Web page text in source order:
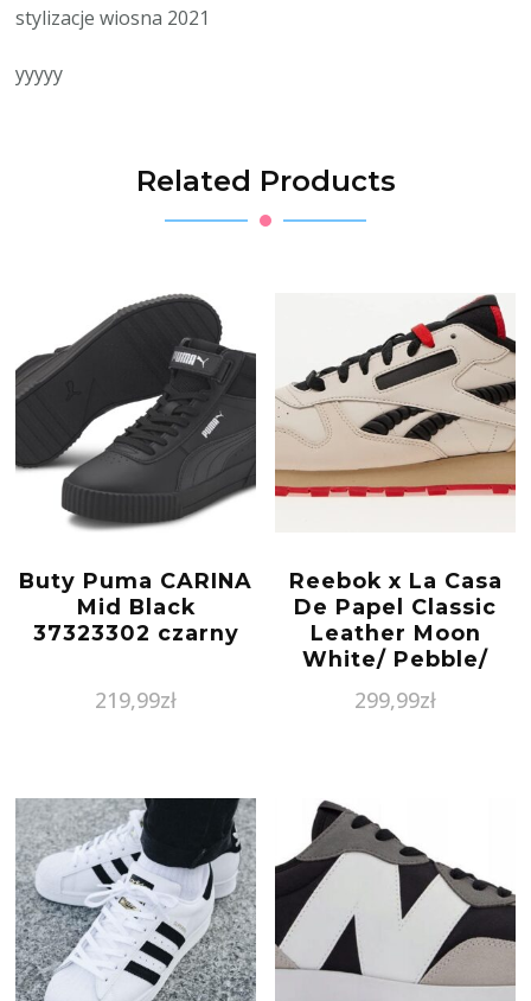
stylizacje wiosna 2021
yyyyy
Related Products
Buty Puma CARINA
Mid Black
37323302 czarny
219,99zł
Reebok x La Casa
De Papel Classic
Leather Moon
White/ Pebble/
299,99zł